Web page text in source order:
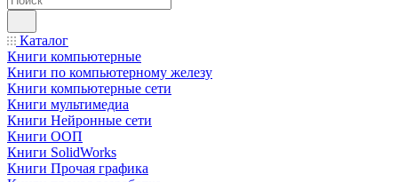
Каталог
Книги компьютерные
Книги по компьютерному железу
Книги компьютерные сети
Книги мультимедиа
Книги Нейронные сети
Книги ООП
Книги SolidWorks
Книги Прочая графика